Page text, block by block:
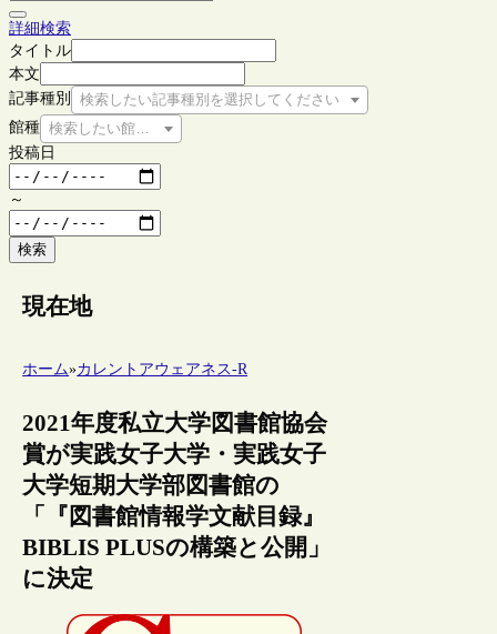
詳細検索
タイトル
本文
記事種別
検索したい記事種別を選択してください
館種 検索したい館種を選択してください
投稿日
～
検索
現在地
ホーム»カレントアウェアネス-R
2021年度私立大学図書館協会
賞が実践女子大学・実践女子
大学短期大学部図書館の
「『図書館情報学文献目録』
BIBLIS PLUSの構築と公開」
に決定